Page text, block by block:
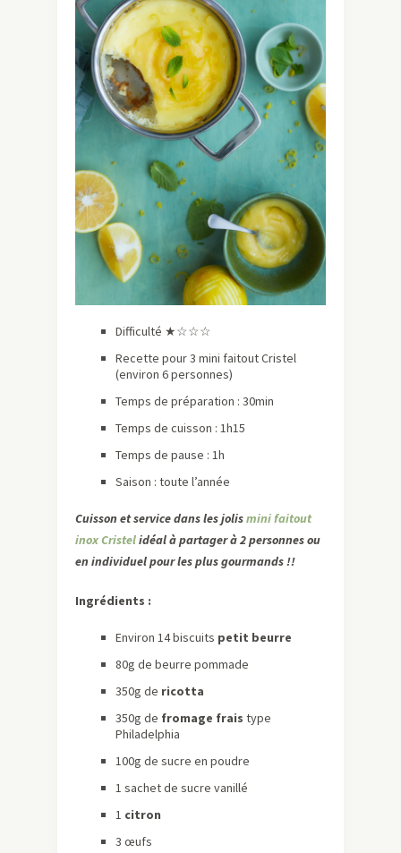
Difficulté ★☆☆☆
Recette pour 3 mini faitout Cristel
(environ 6 personnes)
Temps de préparation : 30min
Temps de cuisson : 1h15
Temps de pause : 1h
Saison : toute l’année
Cuisson et service dans les jolismini faitout
inox Cristelidéal à partager à 2 personnes ou
en individuel pour les plus gourmands !!
Ingrédients :
Environ 14 biscuits petit beurre
80g de beurre pommade
350g de ricotta
350g de fromage frais type
Philadelphia
100g de sucre en poudre
1 sachet de sucre vanillé
1 citron
3 œufs